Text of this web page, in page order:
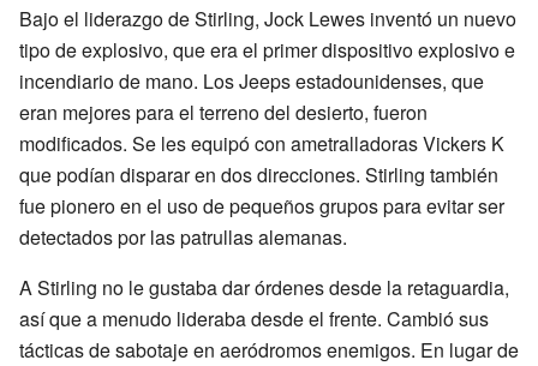
Bajo el liderazgo de Stirling, Jock Lewes inventó un nuevo
tipo de explosivo, que era el primer dispositivo explosivo e
incendiario de mano. Los Jeeps estadounidenses, que
eran mejores para el terreno del desierto, fueron
modificados. Se les equipó con ametralladoras Vickers K
que podían disparar en dos direcciones. Stirling también
fue pionero en el uso de pequeños grupos para evitar ser
detectados por las patrullas alemanas.
A Stirling no le gustaba dar órdenes desde la retaguardia,
así que a menudo lideraba desde el frente. Cambió sus
tácticas de sabotaje en aeródromos enemigos. En lugar de